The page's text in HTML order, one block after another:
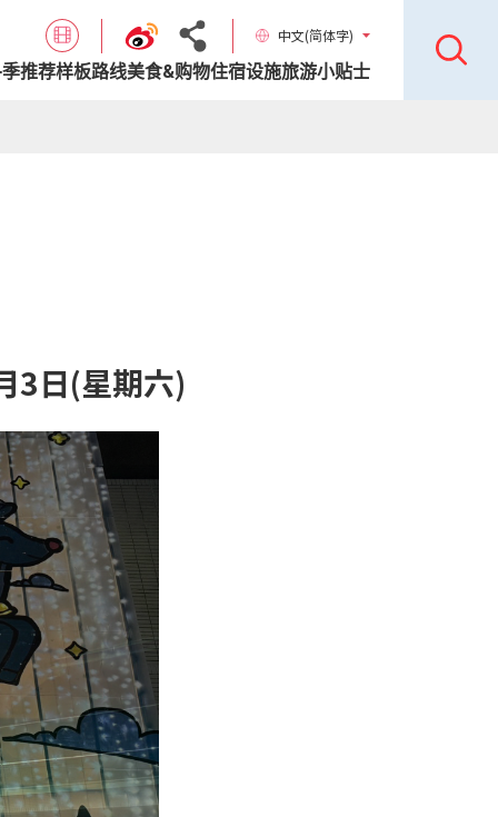
中文(简体字)
推荐样板路线美食&购物住宿设施旅游小贴士
3日(星期六)